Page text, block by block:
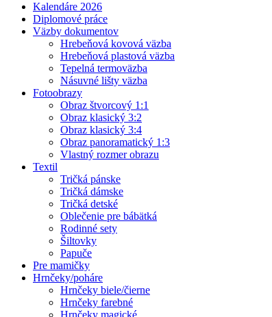
Kalendáre 2026
Diplomové práce
Väzby dokumentov
Hrebeňová kovová väzba
Hrebeňová plastová väzba
Tepelná termoväzba
Násuvné lišty väzba
Fotoobrazy
Obraz štvorcový 1:1
Obraz klasický 3:2
Obraz klasický 3:4
Obraz panoramatický 1:3
Vlastný rozmer obrazu
Textil
Tričká pánske
Tričká dámske
Tričká detské
Oblečenie pre bábätká
Rodinné sety
Šiltovky
Papuče
Pre mamičky
Hrnčeky/poháre
Hrnčeky biele/čierne
Hrnčeky farebné
Hrnčeky magické